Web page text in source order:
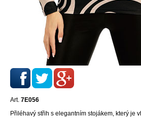
Art. 7E056
Přiléhavý střih s elegantním stojákem, který je